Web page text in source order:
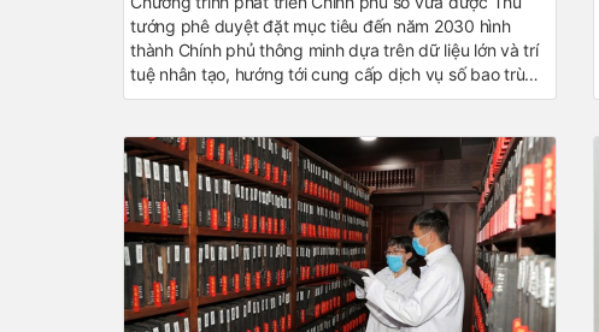
tướng phê duyệt đặt mục tiêu đến năm 2030 hình
thành Chính phủ thông minh dựa trên dữ liệu lớn và trí
tuệ nhân tạo, hướng tới cung cấp dịch vụ số bao trùm,
cá thể hóa và nâng cao hiệu quả quản trị quốc gia.